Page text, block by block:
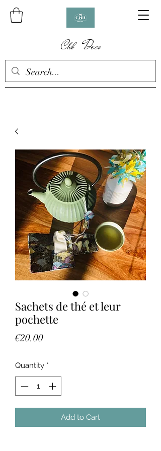
Chb Deco
Sachets de thé et leur
pochette
€20.00Price
Quantity *
Add to Cart